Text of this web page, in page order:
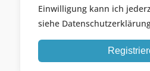
Einwilligung kann ich
siehe